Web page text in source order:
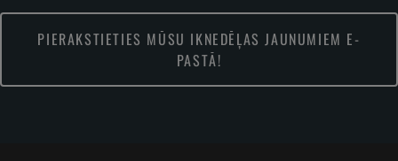
PIERAKSTIETIES MŪSU IKNEDĒĻAS JAUNUMIEM E-
PASTĀ!